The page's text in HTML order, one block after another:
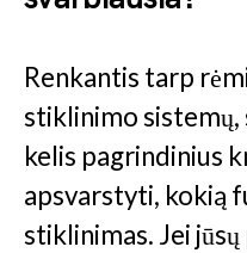
Renkantis tarp
stiklinimo sistemų,
kelis pagrindinius
apsvarstyti, kokią
stiklinimas. Jei